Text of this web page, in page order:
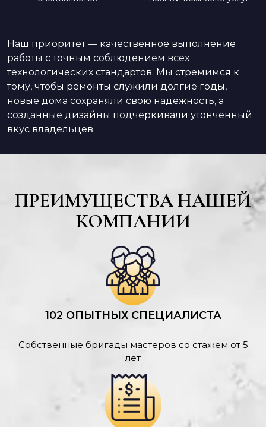
Наш приоритет — качественное выполнение
работы с точным соблюдением всех
технологических стандартов. Мы стремимся к
тому, чтобы ремонты служили долгие годы,
новые дома сохраняли свою надежность, а
созданные дизайны подчеркивали утонченный
вкус владельцев.
ПРЕИМУЩЕСТВА НАШЕЙ
КОМПАНИИ
102 ОПЫТНЫХ СПЕЦИАЛИСТА
Собственные бригады мастеров со стажем от 5
лет